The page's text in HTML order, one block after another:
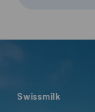
Swissmilk